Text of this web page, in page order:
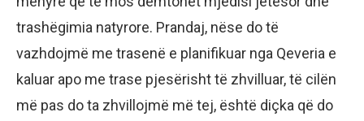
trashëgimia natyrore. Prandaj, nëse do të
vazhdojmë me trasenë e planifikuar nga Qeveria e
kaluar apo me trase pjesërisht të zhvilluar, të cilën
më pas do ta zhvillojmë më tej, është diçka që do